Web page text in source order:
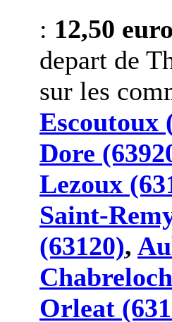
: 12,50
depart de
sur les
Escoutoux
Dore
Lezoux
Saint-
(63120),
Orleat